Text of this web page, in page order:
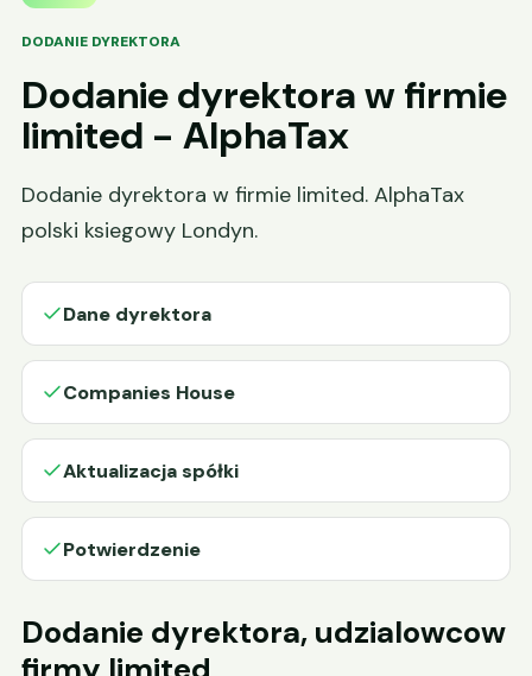
DODANIE DYREKTORA
Dodanie dyrektora w firmie
limited - AlphaTax
Dodanie dyrektora w firmie limited. AlphaTax
polski ksiegowy Londyn.
Dane dyrektora
Companies House
Aktualizacja spółki
Potwierdzenie
Dodanie dyrektora, udzialowcow